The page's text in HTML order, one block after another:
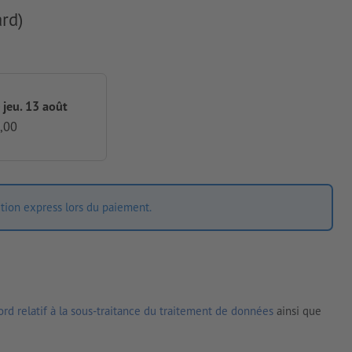
jeu. 13 août
express lors du paiement.
relatif à la sous-traitance du traitement de données ainsi que